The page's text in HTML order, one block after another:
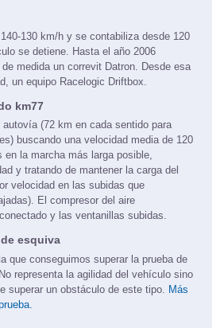
130 km/h y se contabiliza desde 120
se detiene. Hasta el año 2006
medida un correvit Datron. Desde esa
un equipo Racelogic Driftbox.
km77
(72 km en cada sentido para
buscando una velocidad media de 120
en la marcha más larga posible,
y tratando de mantener la carga del
velocidad en las subidas que
El compresor del aire
y las ventanillas subidas.
esquiva
que conseguimos superar la prueba de
representa la agilidad del vehículo sino
superar un obstáculo de este tipo. Más